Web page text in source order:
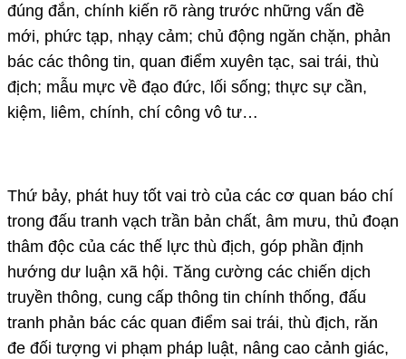
đúng đắn, chính kiến rõ ràng trước những vấn đề
mới, phức tạp, nhạy cảm; chủ động ngăn chặn, phản
bác các thông tin, quan điểm xuyên tạc, sai trái, thù
địch; mẫu mực về đạo đức, lối sống; thực sự cần,
kiệm, liêm, chính, chí công vô tư…
Thứ bảy, phát huy tốt vai trò của các cơ quan báo chí
trong đấu tranh vạch trần bản chất, âm mưu, thủ đoạn
thâm độc của các thế lực thù địch, góp phần định
hướng dư luận xã hội. Tăng cường các chiến dịch
truyền thông, cung cấp thông tin chính thống, đấu
tranh phản bác các quan điểm sai trái, thù địch, răn
đe đối tượng vi phạm pháp luật, nâng cao cảnh giác,